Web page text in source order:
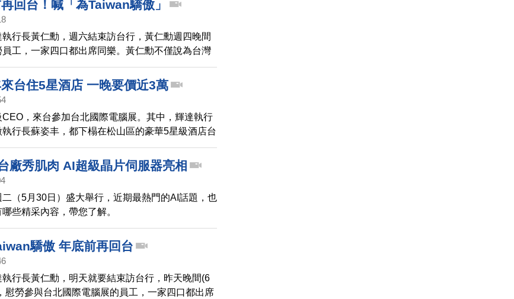
回台！喊「為Taiwan驕傲」
行長黃仁勳，週六結束訪台行，黃仁勳週四晚間
工，一家四口都出席同樂。黃仁勳不僅說為台灣
打造AI基礎建設，同時預告，年底前還會再回台
台住5星酒店 一晚要價近3萬
，來台參加台北國際電腦展。其中，輝達執行
行長蘇姿丰，都下榻在松山區的豪華5星級酒店台
了解，每晚房價2.9萬元，如果升級房型甚至要價
腦展期間，住上一週就要花費超過新台幣20萬
家四口也同行，自5月26日就開始入住，住宿總費
年住房率提升1成。
廠秀肌肉 AI超級晶片伺服器亮相
（5月30日）盛大舉行，近期最熱門的AI話題，也
些精采內容，帶您了解。
驕傲 年底前再回台
行長黃仁勳，明天就要結束訪台行，昨天晚間(6
慰勞參與台北國際電腦展的員工，一家四口都出席